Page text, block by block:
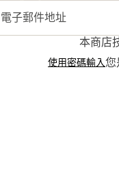
本商店
使用密碼輸入您